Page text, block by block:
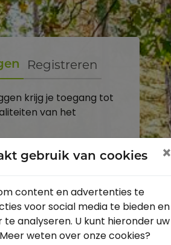
Registreren
krijg je toegang tot
van het
Toon
Inloggen
gebruik van cookies ×
content en advertenties te
voor social media te bieden en
analyseren. U kunt hieronder uw
weten over onze cookies?